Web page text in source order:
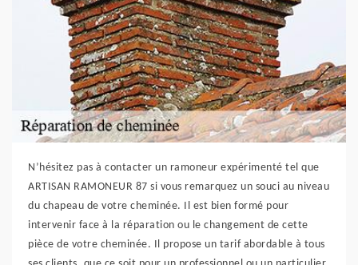
N’hésitez pas à contacter un ramoneur expérimenté tel que
ARTISAN RAMONEUR 87 si vous remarquez un souci au niveau
du chapeau de votre cheminée. Il est bien formé pour
intervenir face à la réparation ou le changement de cette
pièce de votre cheminée. Il propose un tarif abordable à tous